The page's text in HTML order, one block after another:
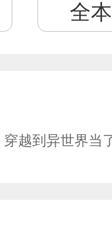
全
越到异世界当